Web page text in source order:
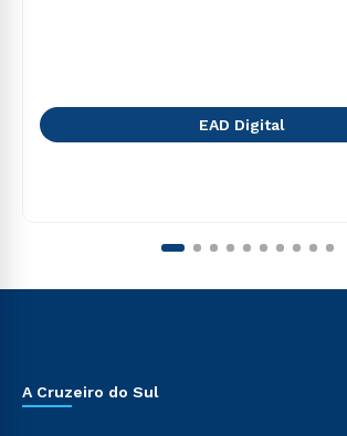
EAD Digital
A Cruzeiro do Sul